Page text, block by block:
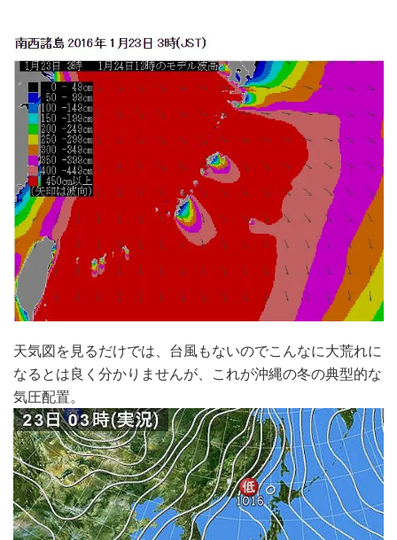
天気図を見るだけでは、台風もないのでこんなに大荒れに
なるとは良く分かりませんが、これが沖縄の冬の典型的な
気圧配置。